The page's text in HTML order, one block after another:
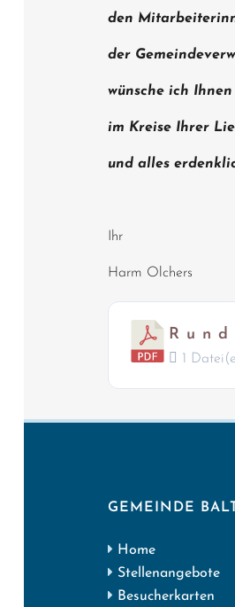
den
der
wünsche ich
im Kreise Ihrer
und alles
Ihr
Harm Olchers
R u n
1
GEMEINDE
Home
Stellenangebote
Besucherkarten